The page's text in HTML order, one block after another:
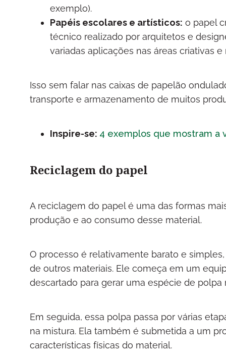
exemplo).
Papéis escolares e artísticos: o papel
técnico realizado por arquitetos e
variadas aplicações nas áreas criativas
Isso sem falar nas caixas de papelão
transporte e armazenamento de muitos
Inspire-se: 4 exemplos que mostram a
Reciclagem do papel
A reciclagem do papel é uma das formas
produção e ao consumo desse material.
O processo é relativamente barato e
de outros materiais. Ele começa em um
descartado para gerar uma espécie de polpa
Em seguida, essa polpa passa por várias
na mistura. Ela também é submetida a um
características físicas do material.